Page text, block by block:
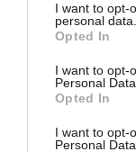
I want to opt-
personal data.
Opted In
I want to opt-
Personal Data.
Opted In
I want to opt-
Personal